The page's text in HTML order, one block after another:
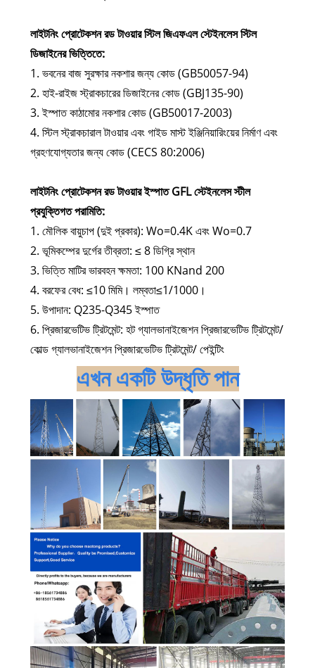
লাইটনিং প্রোটেকশন রড টাওয়ার স্টিল জিএফএল স্টেইনলেস স্টিল
ডিজাইনের ভিত্তিতে:
1. ভবনের বাজ সুরক্ষার নকশার জন্য কোড (GB50057-94)
2. হাই-রাইজ স্ট্রাকচারের ডিজাইনের কোড (GBJ135-90)
3. ইস্পাত কাঠামোর নকশার কোড (GB50017-2003)
4. স্টিল স্ট্রাকচারাল টাওয়ার এবং গাইড মাস্ট ইঞ্জিনিয়ারিংয়ের নির্মাণ এবং
গ্রহণযোগ্যতার জন্য কোড (CECS 80:2006)
লাইটনিং প্রোটেকশন রড টাওয়ার ইস্পাত GFL স্টেইনলেস স্টীল
প্রযুক্তিগত পরামিতি:
1. মৌলিক বায়ুচাপ (দুই প্রকার): Wo=0.4K এবং Wo=0.7
2. ভূমিকম্পের দুর্গের তীব্রতা: ≤ 8 ডিগ্রি স্থান
3. ভিত্তি মাটির ভারবহন ক্ষমতা: 100 KNand 200
4. বরফের বেধ: ≤10 মিমি। লম্বতা≤1/1000।
5. উপাদান: Q235-Q345 ইস্পাত
6. প্রিজারভেটিভ ট্রিটমেন্ট: হট গ্যালভানাইজেশন প্রিজারভেটিভ ট্রিটমেন্ট/
কোল্ড গ্যালভানাইজেশন প্রিজারভেটিভ ট্রিটমেন্ট/ পেইন্টিং
এখন একটি উদ্ধৃতি পান